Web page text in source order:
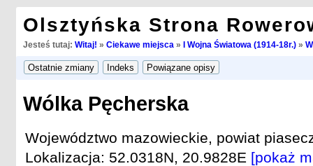
Olsztyńska Strona
Jesteś tutaj: Witaj! » Ciekawe miejsca » I Wojna Światowa (1914-18r.)»
Wólka Pęcherska
Województwo mazowieckie, powiat
Lokalizacja: 52.0318N, 20.9828E [pokaż